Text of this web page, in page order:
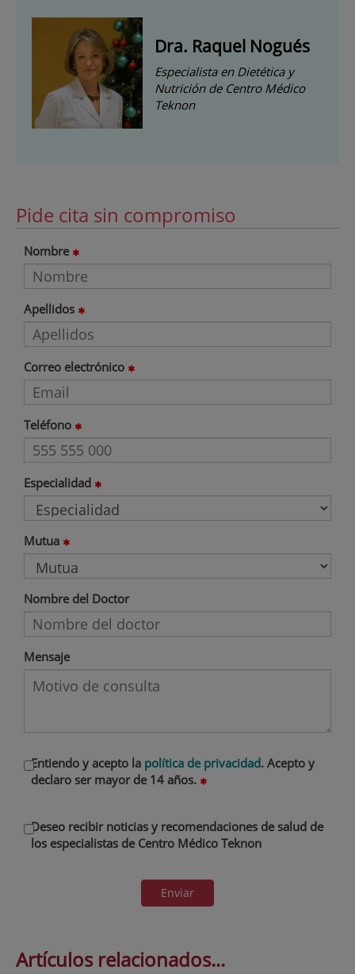
Dra. Raquel Nogués
Especialista en Dietética y
Nutrición de Centro Médico
Teknon
Pide cita sin compromiso
Nombre
Apellidos
Correo electrónico
Teléfono
Especialidad
Mutua
Nombre del Doctor
Mensaje
Entiendo y acepto la política de privacidad. Acepto y
declaro ser mayor de 14 años.
Deseo recibir noticias y recomendaciones de salud de
los especialistas de Centro Médico Teknon
Enviar
Artículos relacionados...